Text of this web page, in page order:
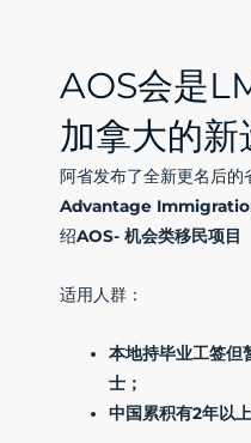
AOS会是
加拿大的新
阿省发布了全新更名后的
Advantage
绍AOS- 机会类移民项目
适用人群：
本地持毕业工签但
士；
中国累积有2年以